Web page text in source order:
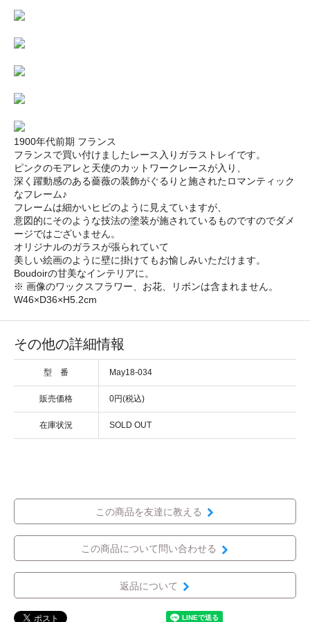
1900年代前期 フランス
フランスで買い付けましたレース入りガラストレイです。
ピンクのモアレと天使のカットワークレースが入り、
深く躍動感のある薔薇の装飾がぐるりと施されたロマンティック
なフレーム♪
フレームは細かいヒビのように見えていますが、
意図的にそのような技法の塗装が施されているものですのでダメ
ージではございません。
オリジナルのガラスが張られていて
美しい絵画のように壁に掛けてもお愉しみいただけます。
Boudoirの甘美なインテリアに。
※ 画像のワックスフラワー、お花、リボンは含まれません。
W46×D36×H5.2cm
その他の詳細情報
型 番 May18-034
販売価格 0円(税込)
在庫状況 SOLD OUT
この商品を友達に教える
この商品について問い合わせる
返品について